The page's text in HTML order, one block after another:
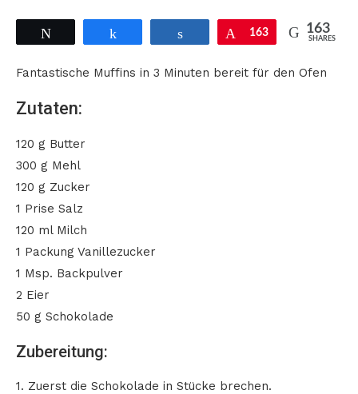
Pin
163 163
SHARES
Fantastische Muffins in 3 Minuten bereit für den Ofen
Zutaten:
120 g Butter
300 g Mehl
120 g Zucker
1 Prise Salz
120 ml Milch
1 Packung Vanillezucker
1 Msp. Backpulver
2 Eier
50 g Schokolade
Zubereitung:
1. Zuerst die Schokolade in Stücke brechen.